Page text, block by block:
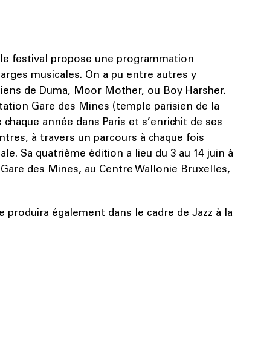
festival propose une programmation
musicales. On a pu entre autres y
de Duma, Moor Mother, ou Boy Harsher.
Gare des Mines (temple parisien de la
année dans Paris et s’enrichit de ses
à travers un parcours à chaque fois
Sa quatrième édition a lieu du 3 au 14 juin à
des Mines, au Centre Wallonie Bruxelles,
produira également dans le cadre de Jazz à la